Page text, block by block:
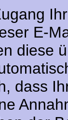
E-
diese
dass